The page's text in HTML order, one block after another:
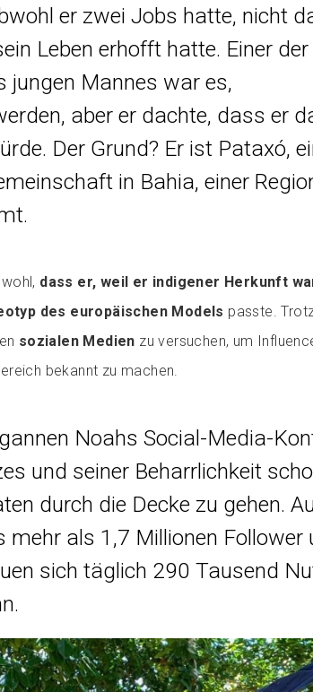
er zwei Jobs hatte, nicht
Leben erhofft hatte. Einer der
jungen Mannes war es,
aber er dachte, dass er
Der Grund? Er ist Pataxó,
in Bahia, einer
dass er, weil er indigener Herkunft
des europäischen Models passte.
sozialen Medien zu versuchen, um
bekannt zu machen.
Noahs Social-Media-
und seiner Beharrlichkeit
durch die Decke zu gehen.
mehr als 1,7 Millionen Follower
sich täglich 290 Tausend